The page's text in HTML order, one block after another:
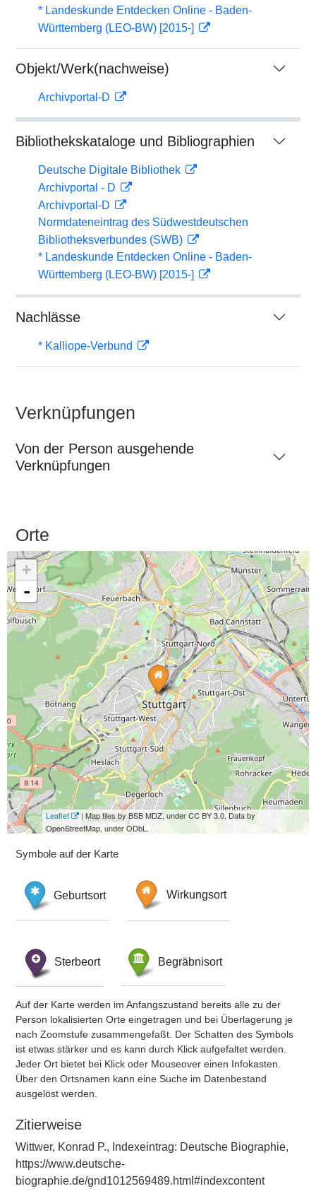
* Landeskunde Entdecken Online - Baden-
Württemberg (LEO-BW) [2015-]
Objekt/Werk(nachweise)
Archivportal-D
Bibliothekskataloge und Bibliographien
Deutsche Digitale Bibliothek
Archivportal - D
Archivportal-D
Normdateneintrag des Südwestdeutschen
Bibliotheksverbundes (SWB)
* Landeskunde Entdecken Online - Baden-
Württemberg (LEO-BW) [2015-]
Nachlässe
* Kalliope-Verbund
Verknüpfungen
Von der Person ausgehende
Verknüpfungen
Orte
+
-
Leaflet
| Map tiles by BSB MDZ, under CC BY 3.0. Data by
OpenStreetMap, under ODbL.
Symbole auf der Karte
Geburtsort Wirkungsort
Sterbeort Begräbnisort
Auf der Karte werden im Anfangszustand bereits alle zu der
Person lokalisierten Orte eingetragen und bei Überlagerung je
nach Zoomstufe zusammengefaßt. Der Schatten des Symbols
ist etwas stärker und es kann durch Klick aufgefaltet werden.
Jeder Ort bietet bei Klick oder Mouseover einen Infokasten.
Über den Ortsnamen kann eine Suche im Datenbestand
ausgelöst werden.
Zitierweise
Wittwer, Konrad P., Indexeintrag: Deutsche Biographie,
https://www.deutsche-
biographie.de/gnd1012569489.html#indexcontent